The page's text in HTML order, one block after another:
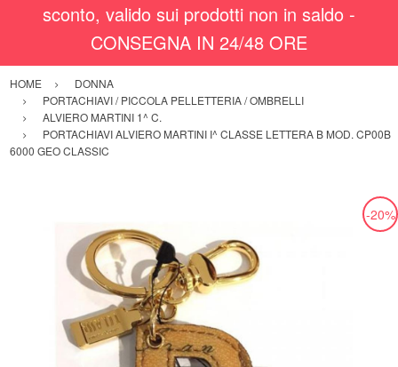
sconto, valido sui prodotti non in saldo -
CONSEGNA IN 24/48 ORE
HOME
DONNA
PORTACHIAVI / PICCOLA PELLETTERIA / OMBRELLI
ALVIERO MARTINI 1^ C.
PORTACHIAVI ALVIERO MARTINI I^ CLASSE LETTERA B MOD. CP00B
6000 GEO CLASSIC
-20%